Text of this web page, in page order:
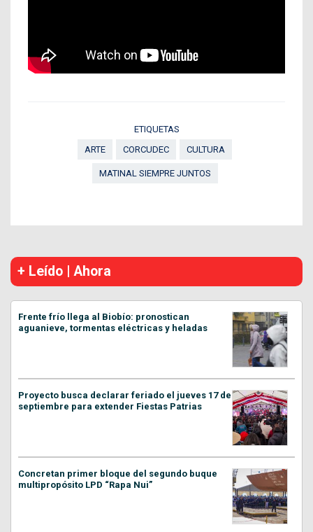
ETIQUETAS
ARTE
CORCUDEC CULTURA
MATINAL SIEMPRE JUNTOS
+ Leído | Ahora
Frente frío llega al Biobío: pronostican
aguanieve, tormentas eléctricas y heladas
Proyecto busca declarar feriado el jueves 17 de
septiembre para extender Fiestas Patrias
Concretan primer bloque del segundo buque
multipropósito LPD “Rapa Nui”